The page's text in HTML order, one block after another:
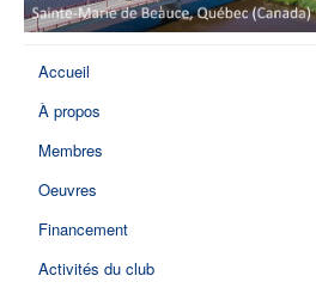
Accueil
À propos
Membres
Oeuvres
Financement
Activités du club